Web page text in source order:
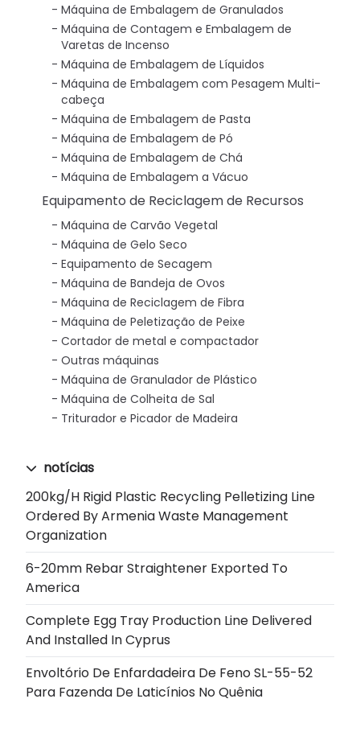
Máquina de Embalagem de Granulados
Máquina de Contagem e Embalagem de
Varetas de Incenso
Máquina de Embalagem de Líquidos
Máquina de Embalagem com Pesagem Multi-
cabeça
Máquina de Embalagem de Pasta
Máquina de Embalagem de Pó
Máquina de Embalagem de Chá
Máquina de Embalagem a Vácuo
Equipamento de Reciclagem de Recursos
Máquina de Carvão Vegetal
Máquina de Gelo Seco
Equipamento de Secagem
Máquina de Bandeja de Ovos
Máquina de Reciclagem de Fibra
Máquina de Peletização de Peixe
Cortador de metal e compactador
Outras máquinas
Máquina de Granulador de Plástico
Máquina de Colheita de Sal
Triturador e Picador de Madeira
notícias
200kg/h Rigid Plastic Recycling Pelletizing Line
Ordered By Armenia Waste Management
Organization
6-20mm Rebar Straightener Exported To
America
Complete Egg Tray Production Line Delivered
And Installed In Cyprus
Envoltório De Enfardadeira De Feno SL-55-52
Para Fazenda De Laticínios No Quênia